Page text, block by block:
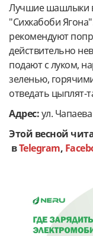
Лучшие шашлыки в
"Сихкабоби
рекомендуют
действительно
подают с луком,
зеленью,
отведать цыплят-
Адрес:ул.
Этой весной
вTelegram,